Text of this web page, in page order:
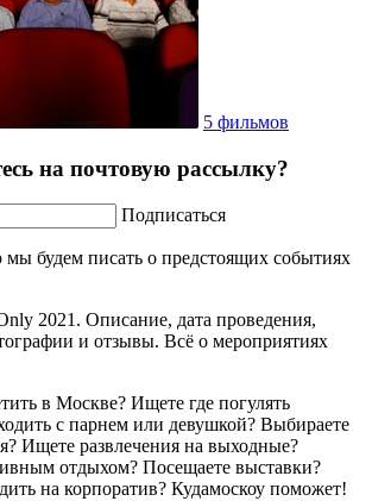
5 фильмов
на почтовую рассылку?
Подписаться
мы будем писать о предстоящих событиях
2021. Описание, дата проведения,
и отзывы. Всё о мероприятиях
в Москве? Ищете где погулять
с парнем или девушкой? Выбираете
Ищете развлечения на выходные?
отдыхом? Посещаете выставки?
на корпоратив? Кудамоскоу поможет!